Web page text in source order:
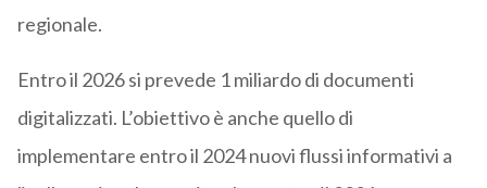
regionale.
Entro il 2026 si prevede 1 miliardo di documenti
digitalizzati. L’obiettivo è anche quello di
implementare entro il 2024 nuovi flussi informativi a